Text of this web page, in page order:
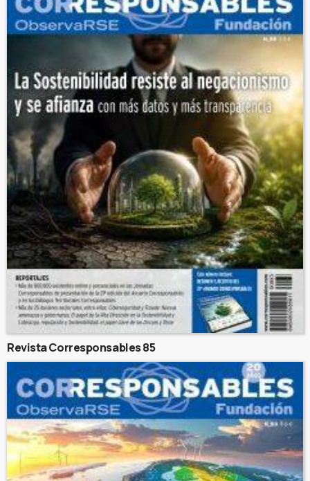
Revista Corresponsables 85